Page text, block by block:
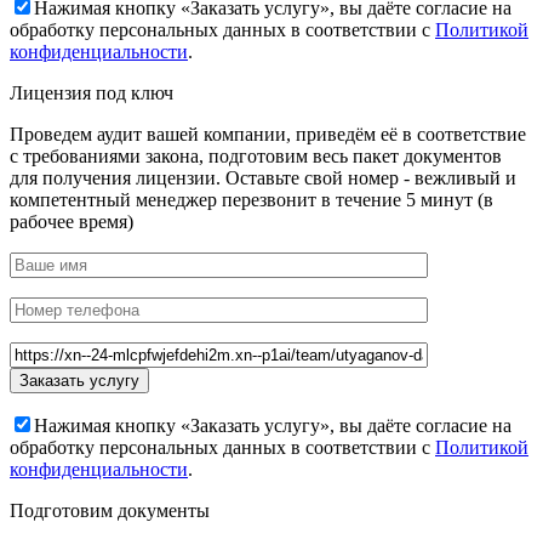
Нажимая кнопку «Заказать услугу», вы даёте согласие на
обработку персональных данных в соответствии с Политикой
конфиденциальности.
Лицензия под ключ
Проведем аудит вашей компании, приведём её в соответствие
с требованиями закона, подготовим весь пакет документов
для получения лицензии. Оставьте свой номер - вежливый и
компетентный менеджер перезвонит в течение 5 минут (в
рабочее время)
Нажимая кнопку «Заказать услугу», вы даёте согласие на
обработку персональных данных в соответствии с Политикой
конфиденциальности.
Подготовим документы